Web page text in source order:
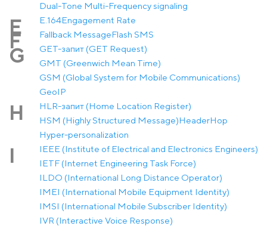
Dual-Tone Multi-Frequency signaling
E E.164Engagement Rate
F Fallback MessageFlash SMS
G
GET-запит (GET Request)
GMT (Greenwich Mean Time)
GSM (Global System for Mobile Communications)
GeoIP
H
HLR-запит (Home Location Register)
HSM (Highly Structured Message)HeaderHop
Hyper-personalization
I
IEEE (Institute of Electrical and Electronics Engineers)
IETF (Internet Engineering Task Force)
ILDO (International Long Distance Operator)
IMEI (International Mobile Equipment Identity)
IMSI (International Mobile Subscriber Identity)
IVR (Interactive Voice Response)